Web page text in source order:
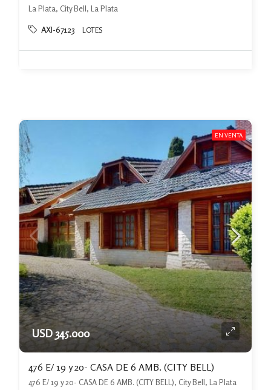
La Plata, City Bell, La Plata
AXI-67123 LOTES
EN VENTA
USD 345.000
476 E/ 19 y 20- CASA DE 6 AMB. (CITY BELL)
476 E/ 19 y 20- CASA DE 6 AMB. (CITY BELL), City Bell, La Plata